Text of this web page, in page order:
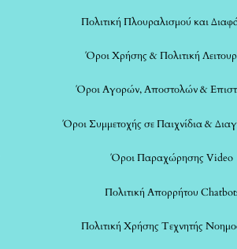
Πολιτική Πλουραλισμού και
Όροι Χρήσης & Πολιτική
Όροι Αγορών, Αποστολών &
Όροι Συμμετοχής σε Παιχνίδια &
Όροι Παραχώρησης Video
Πολιτική Απορρήτου
Πολιτική Χρήσης Τεχνητής